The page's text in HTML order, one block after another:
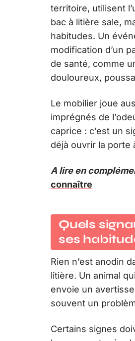
territoire, utilisent
bac à litière sale,
habitudes. Un
modification d’un
de santé, comme
douloureux,
Le mobilier joue
imprégnés de
caprice : c’est un
déjà ouvrir la porte
A lire en
connaître
Quels
ses
Rien n’est anodin
litière. Un animal
envoie un
souvent un
Certains signes